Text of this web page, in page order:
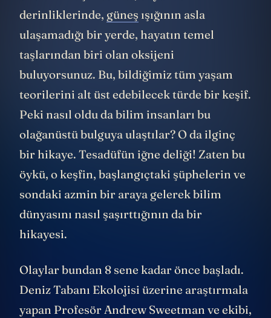
derinliklerinde, güneş ışığının asla
ulaşamadığı bir yerde, hayatın temel
taşlarından biri olan oksijeni
buluyorsunuz. Bu, bildiğimiz tüm yaşam
teorilerini alt üst edebilecek türde bir keşif.
Peki nasıl oldu da bilim insanları bu
olağanüstü bulguya ulaştılar? O da ilginç
bir hikaye. Tesadüfün iğne deliği! Zaten bu
öykü, o keşfin, başlangıçtaki şüphelerin ve
sondaki azmin bir araya gelerek bilim
dünyasını nasıl şaşırttığının da bir
hikayesi.
Olaylar bundan 8 sene kadar önce başladı.
Deniz Tabanı Ekolojisi üzerine araştırmala
yapan Profesör Andrew Sweetman ve ekibi,